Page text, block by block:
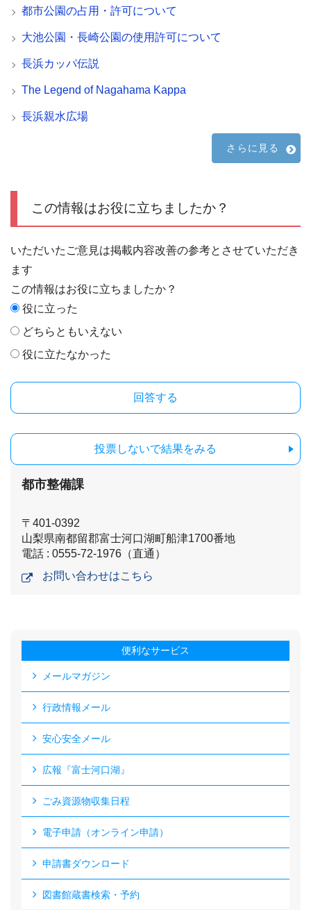
都市公園の占用・許可について
大池公園・長崎公園の使用許可について
長浜カッパ伝説
The Legend of Nagahama Kappa
長浜親水広場
さらに見る
この情報はお役に立ちましたか？
いただいたご意見は掲載内容改善の参考とさせていただき
ます
この情報はお役に立ちましたか？
役に立った
どちらともいえない
役に立たなかった
投票しないで結果をみる
都市整備課
〒401-0392
山梨県南都留郡富士河口湖町船津1700番地
電話 : 0555-72-1976（直通）
お問い合わせはこちら
便利なサービス
メールマガジン
行政情報メール
安心安全メール
広報『富士河口湖』
ごみ資源物収集日程
電子申請（オンライン申請）
申請書ダウンロード
図書館蔵書検索・予約